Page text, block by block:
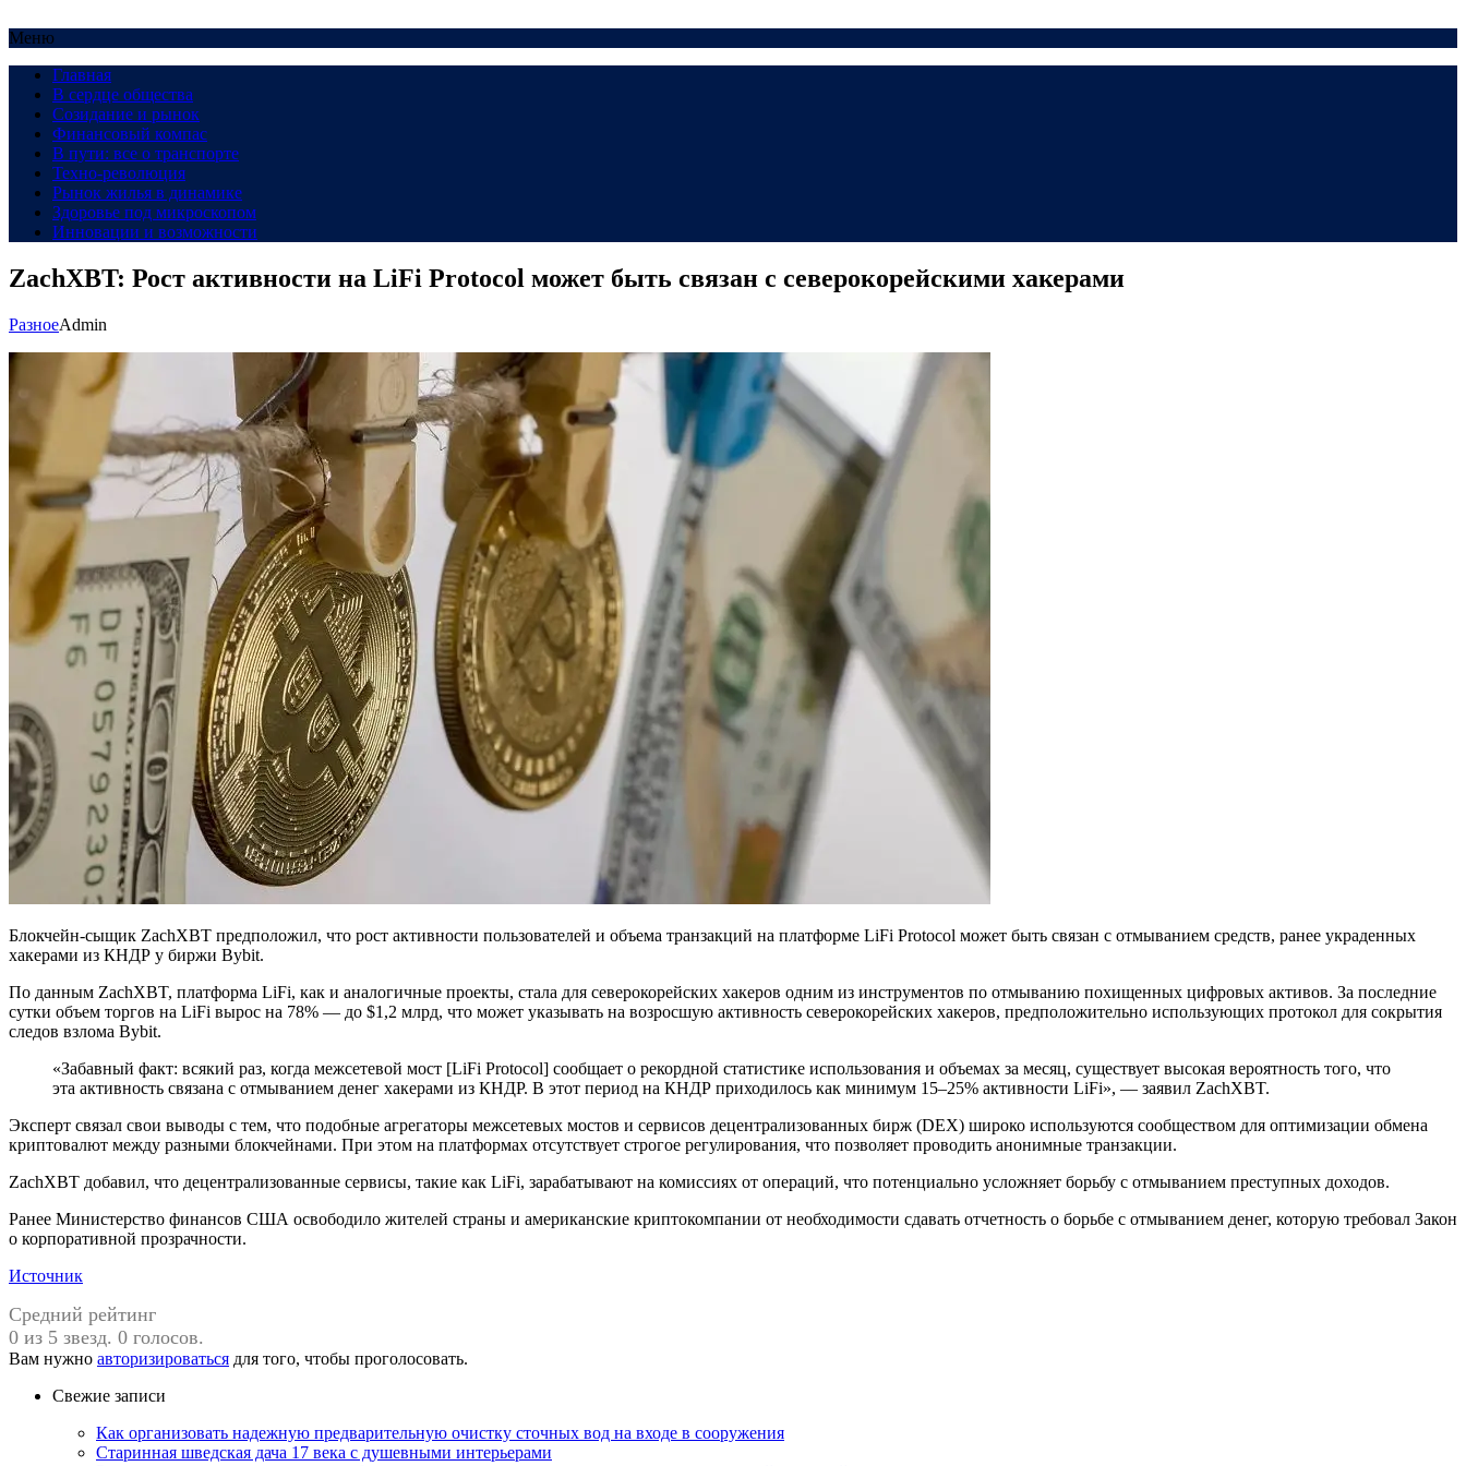
Меню
Главная
В сердце общества
Созидание и рынок
Финансовый компас
В пути: все о транспорте
Техно-революция
Рынок жилья в динамике
Здоровье под микроскопом
Инновации и возможности
ZachXBT: Рост активности на LiFi Protocol может быть связан с северокорейскими хакерами
РазноеAdmin
Блокчейн-сыщик ZachXBT предположил, что рост активности пользователей и объема транзакций на платформе LiFi Protocol может быть связан с отмыванием средств, ранее украденных
хакерами из КНДР у биржи Bybit.
По данным ZachXBT, платформа LiFi, как и аналогичные проекты, стала для северокорейских хакеров одним из инструментов по отмыванию похищенных цифровых активов. За последние
сутки объем торгов на LiFi вырос на 78% — до $1,2 млрд, что может указывать на возросшую активность северокорейских хакеров, предположительно использующих протокол для сокрытия
следов взлома Bybit.
«Забавный факт: всякий раз, когда межсетевой мост [LiFi Protocol] сообщает о рекордной статистике использования и объемах за месяц, существует высокая вероятность того, что
эта активность связана с отмыванием денег хакерами из КНДР. В этот период на КНДР приходилось как минимум 15–25% активности LiFi», — заявил ZachXBT.
Эксперт связал свои выводы с тем, что подобные агрегаторы межсетевых мостов и сервисов децентрализованных бирж (DEX) широко используются сообществом для оптимизации обмена
криптовалют между разными блокчейнами. При этом на платформах отсутствует строгое регулирования, что позволяет проводить анонимные транзакции.
ZachXBT добавил, что децентрализованные сервисы, такие как LiFi, зарабатывают на комиссиях от операций, что потенциально усложняет борьбу с отмыванием преступных доходов.
Ранее Министерство финансов США освободило жителей страны и американские криптокомпании от необходимости сдавать отчетность о борьбе с отмыванием денег, которую требовал Закон
о корпоративной прозрачности.
Источник
Средний рейтинг
0 из 5 звезд. 0 голосов.
Вам нужно авторизироваться для того, чтобы проголосовать.
Свежие записи
Как организовать надежную предварительную очистку сточных вод на входе в сооружения
Старинная шведская дача 17 века с душевными интерьерами